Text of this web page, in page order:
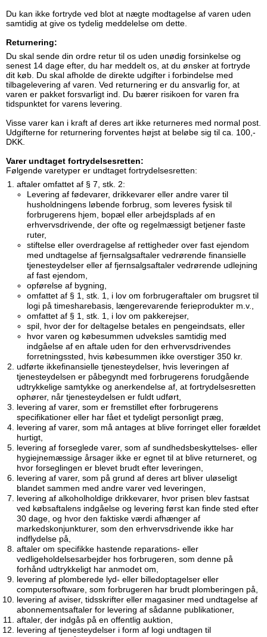
Du kan ikke fortryde ved blot at nægte modtagelse af varen uden
samtidig at give os tydelig meddelelse om dette.
Returnering:
Du skal sende din ordre retur til os uden unødig forsinkelse og
senest 14 dage efter, du har meddelt os, at du ønsker at fortryde
dit køb. Du skal afholde de direkte udgifter i forbindelse med
tilbagelevering af varen. Ved returnering er du ansvarlig for, at
varen er pakket forsvarligt ind. Du bærer risikoen for varen fra
tidspunktet for varens levering.
Visse varer kan i kraft af deres art ikke returneres med normal post.
Udgifterne for returnering forventes højst at beløbe sig til ca. 100,-
DKK.
Varer undtaget fortrydelsesretten:
Følgende varetyper er undtaget fortrydelsesretten:
aftaler omfattet af § 7, stk. 2:
Levering af fødevarer, drikkevarer eller andre varer til
husholdningens løbende forbrug, som leveres fysisk til
forbrugerens hjem, bopæl eller arbejdsplads af en
erhvervsdrivende, der ofte og regelmæssigt betjener faste
ruter,
stiftelse eller overdragelse af rettigheder over fast ejendom
med undtagelse af fjernsalgsaftaler vedrørende finansielle
tjenesteydelser eller af fjernsalgsaftaler vedrørende udlejning
af fast ejendom,
opførelse af bygning,
omfattet af § 1, stk. 1, i lov om forbrugeraftaler om brugsret til
logi på timesharebasis, længerevarende ferieprodukter m.v.,
omfattet af § 1, stk. 1, i lov om pakkerejser,
spil, hvor der for deltagelse betales en pengeindsats, eller
hvor varen og købesummen udveksles samtidig med
indgåelse af en aftale uden for den erhvervsdrivendes
forretningssted, hvis købesummen ikke overstiger 350 kr.
udførte ikkefinansielle tjenesteydelser, hvis leveringen af
tjenesteydelsen er påbegyndt med forbrugerens forudgående
udtrykkelige samtykke og anerkendelse af, at fortrydelsesretten
ophører, når tjenesteydelsen er fuldt udført,
levering af varer, som er fremstillet efter forbrugerens
specifikationer eller har fået et tydeligt personligt præg,
levering af varer, som må antages at blive forringet eller forældet
hurtigt,
levering af forseglede varer, som af sundhedsbeskyttelses- eller
hygiejnemæssige årsager ikke er egnet til at blive returneret, og
hvor forseglingen er blevet brudt efter leveringen,
levering af varer, som på grund af deres art bliver uløseligt
blandet sammen med andre varer ved leveringen,
levering af alkoholholdige drikkevarer, hvor prisen blev fastsat
ved købsaftalens indgåelse og levering først kan finde sted efter
30 dage, og hvor den faktiske værdi afhænger af
markedskonjunkturer, som den erhvervsdrivende ikke har
indflydelse på,
aftaler om specifikke hastende reparations- eller
vedligeholdelsesarbejder hos forbrugeren, som denne på
forhånd udtrykkeligt har anmodet om,
levering af plomberede lyd- eller billedoptagelser eller
computersoftware, som forbrugeren har brudt plomberingen på,
levering af aviser, tidsskrifter eller magasiner med undtagelse af
abonnementsaftaler for levering af sådanne publikationer,
aftaler, der indgås på en offentlig auktion,
levering af tjenesteydelser i form af logi undtagen til